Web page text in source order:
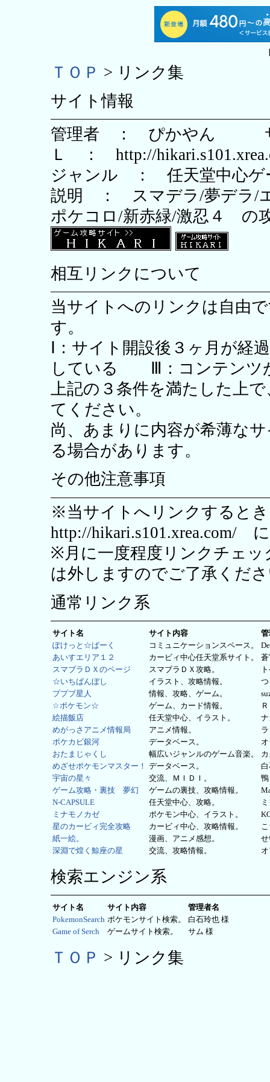
ＴＯＰ > リンク集
サイト情報
管理者 ： ぴかやん
Ｌ ： http://
ジャンル ： 任天堂中心ゲ
説明 ： スマデラ/夢デラ/
ポケコロ/新赤緑/激忍４ の
相互リンクについて
当サイトへのリンクは自由
す。
Ⅰ：サイト開設後３ヶ月が
している Ⅲ：コンテンツ
上記の３条件を満たした上
てください。
尚、あまりに内容が希薄な
る場合があります。
その他注意事項
※当サイトへリンクすると
http://hikari.s101.xrea.com/
※月に一度程度リンクチェ
は外しますのでご了承くだ
通常リンク系
サイト名
ぽけっと☆ぱーく
あいすエリア１２
スマブラＤＸのページ
☆いちばんぼし
プププ星人
☆ポケモン☆
絵描飯店
めがっさアニメ情報局
ポケカビ銀河
おたまじゃくし
めざせポケモンマスター！
宇宙の星々
ゲーム攻略・裏技 夢幻
N-CAPSULE
ミナモノカゼ
星のカービィ完全攻略
紙一絵。
深淵で煌く鯨座の星
サイト内容
コミュニケーションスペース。
カービィ中心任天堂系サイト。
スマブラＤＸ攻略。
イラスト、攻略情報。
情報、攻略、ゲーム。
ゲーム、カード情報。
任天堂中心、イラスト。
アニメ情報。
データベース。
幅広いジャンルのゲーム音楽。
データベース。
交流、ＭＩＤＩ。
ゲームの裏技、攻略情報。
任天堂中心、攻略。
ポケモン中心、イラスト。
カービィ中心、攻略情報。
漫画、アニメ感想。
交流、攻略情報。
ナ
鴨
検索エンジン系
サイト名
PokemonSearch
Game of Serch
サイト内容
ポケモンサイト検索。
ゲームサイト検索。
管理者名
白石玲也 様
サム 様
ＴＯＰ > リンク集